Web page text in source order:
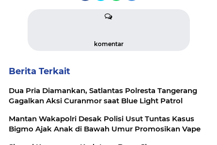
komentar
Berita Terkait
Dua Pria Diamankan, Satlantas Polresta Tangerang
Gagalkan Aksi Curanmor saat Blue Light Patrol
Mantan Wakapolri Desak Polisi Usut Tuntas Kasus
Bigmo Ajak Anak di Bawah Umur Promosikan Vape